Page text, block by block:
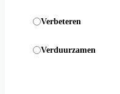
Verbeteren
Verduurzamen